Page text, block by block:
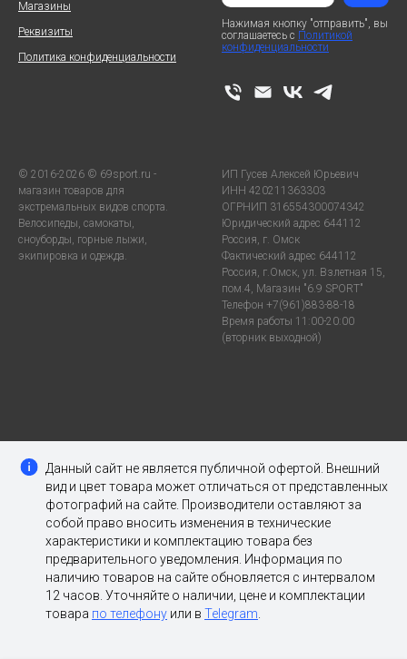
Магазины
Реквизиты
Политика конфиденциальности
Нажимая кнопку "отправить", вы
соглашаетесь с Политикой
конфиденциальности
© 2016-2026 © 69sport.ru -
магазин товаров для
экстремальных видов спорта.
Велосипеды, самокаты,
сноуборды, горные лыжи,
экипировка и одежда.
ИП Гусев Алексей Юрьевич
ИНН 420211363303
ОГРНИП 316554300074342
Юридический адрес 644112
Россия, г. Омск
Фактический адрес 644112
Россия, г.Омск, ул. Взлетная 15,
пом.4, Магазин "6.9 SPORT"
Телефон +7(961)883-88-18
Время работы 11:00-20:00
(вторник выходной)
Данный сайт не является публичной офертой. Внешний
вид и цвет товара может отличаться от представленных
фотографий на сайте. Производители оставляют за
собой право вносить изменения в технические
характеристики и комплектацию товара без
предварительного уведомления. Информация по
наличию товаров на сайте обновляется с интервалом
12 часов. Уточняйте о наличии, цене и комплектации
товара по телефону или в Telegram